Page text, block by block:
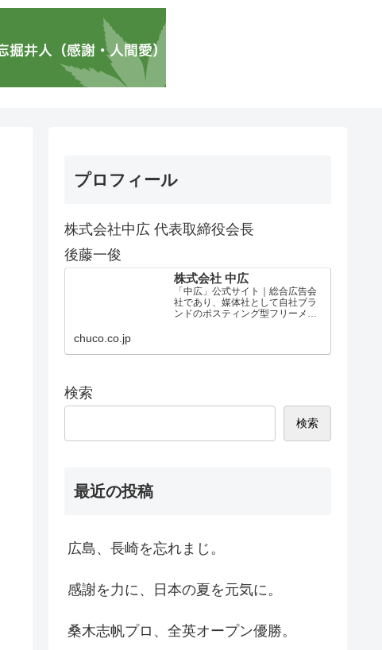
プロフィール
株式会社中広 代表取締役会長
後藤一俊
株式会社 中広
「中広」公式サイト｜総合広告会
社であり、媒体社として自社ブラ
ンドのポスティング型フリーメデ
chuco.co.jp
検索
検索
最近の投稿
広島、長崎を忘れまじ。
感謝を力に、日本の夏を元気に。
桑木志帆プロ、全英オープン優勝。